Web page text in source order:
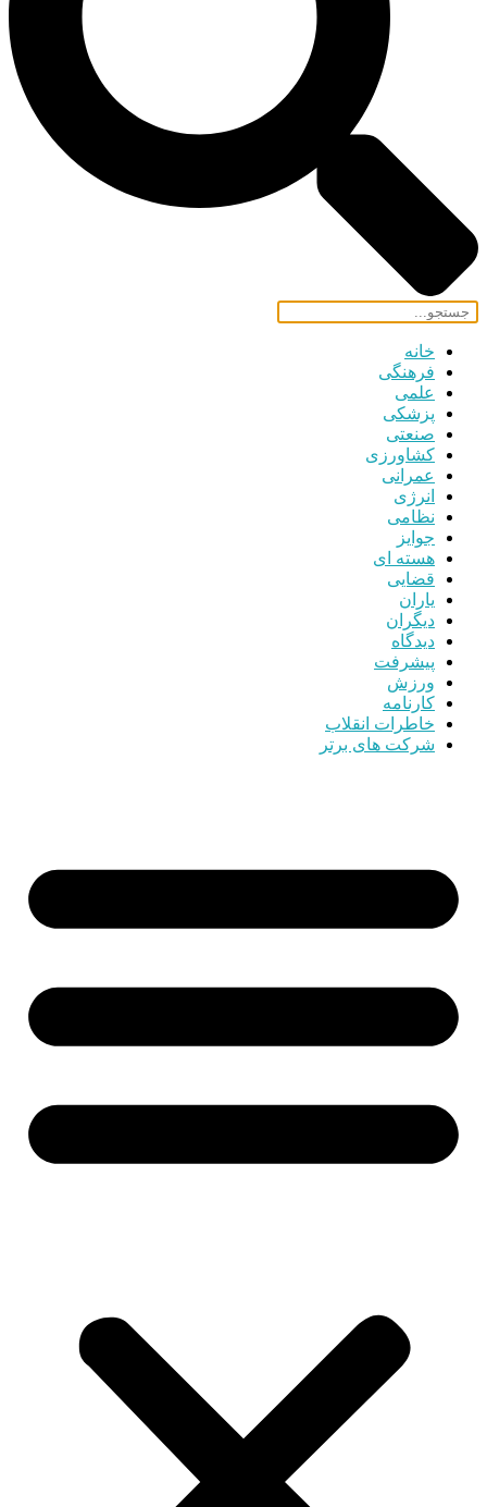
خانه
فرهنگی
علمی
پزشکی
صنعتی
کشاورزی
عمرانی
انرژی
نظامی
جوایز
هسته ای
قضایی
یاران
دیگران
دیدگاه
پیشرفت
ورزش
کارنامه
خاطرات انقلاب
شرکت های برتر